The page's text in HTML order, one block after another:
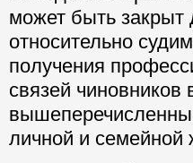
может быть
относительно
получения
связей чиновников
личной и семейной